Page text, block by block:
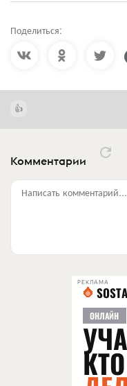
Поделиться:
Комментарии
Написать комментарий...
РЕКЛАМА